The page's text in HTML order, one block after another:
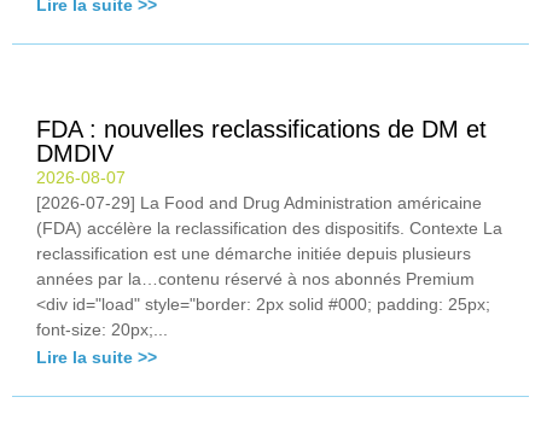
Lire la suite >>
FDA : nouvelles reclassifications de DM et
DMDIV
2026-08-07
[2026-07-29] La Food and Drug Administration américaine
(FDA) accélère la reclassification des dispositifs. Contexte La
reclassification est une démarche initiée depuis plusieurs
années par la…contenu réservé à nos abonnés Premium
<div id="load" style="border: 2px solid #000; padding: 25px;
font-size: 20px;...
Lire la suite >>